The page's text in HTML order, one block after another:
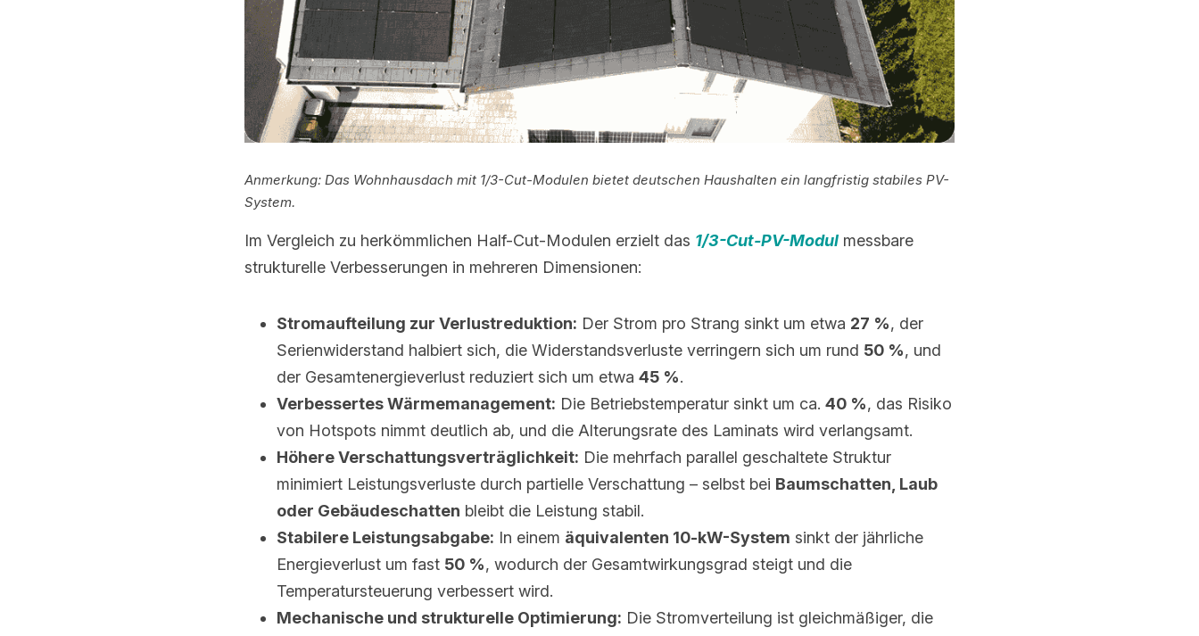
Anmerkung: Das Wohnhausdach mit 1/3-Cut-Modulen bietet deutschen Haushalten ein langfristig stabiles PV-
System.
Im Vergleich zu herkömmlichen Half-Cut-Modulen erzielt das 1/3-Cut-PV-Modul messbare
strukturelle Verbesserungen in mehreren Dimensionen:
Stromaufteilung zur Verlustreduktion: Der Strom pro Strang sinkt um etwa 27 %, der
Serienwiderstand halbiert sich, die Widerstandsverluste verringern sich um rund 50 %, und
der Gesamtenergieverlust reduziert sich um etwa 45 %.
Verbessertes Wärmemanagement: Die Betriebstemperatur sinkt um ca. 40 %, das Risiko
von Hotspots nimmt deutlich ab, und die Alterungsrate des Laminats wird verlangsamt.
Höhere Verschattungsverträglichkeit: Die mehrfach parallel geschaltete Struktur
minimiert Leistungsverluste durch partielle Verschattung – selbst bei Baumschatten, Laub
oder Gebäudeschatten bleibt die Leistung stabil.
Stabilere Leistungsabgabe: In einem äquivalenten 10-kW-System sinkt der jährliche
Energieverlust um fast 50 %, wodurch der Gesamtwirkungsgrad steigt und die
Temperatursteuerung verbessert wird.
Mechanische und strukturelle Optimierung: Die Stromverteilung ist gleichmäßiger, die